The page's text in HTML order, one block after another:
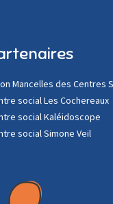
Mancelles des Centres
social Les Cochereaux
social Kaléidoscope
social Simone Veil